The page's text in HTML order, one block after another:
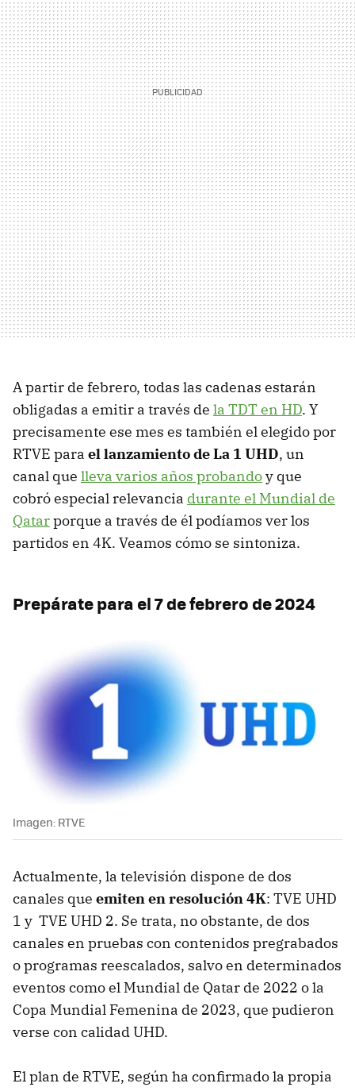
A partir de febrero, todas las cadenas estarán
obligadas a emitir a través de la TDT en HD. Y
precisamente ese mes es también el elegido por
RTVE para el lanzamiento de La 1 UHD, un
canal que lleva varios años probandoy que
cobró especial relevancia durante el Mundial de
Qatarporque a través de él podíamos ver los
partidos en 4K. Veamos cómo se sintoniza.
Prepárate para el 7 de febrero de 2024
Imagen: RTVE
Actualmente, la televisión dispone de dos
canales que emiten en resolución 4K: TVE UHD
1 y TVE UHD 2. Se trata, no obstante, de dos
canales en pruebas con contenidos pregrabados
o programas reescalados, salvo en determinados
eventos como el Mundial de Qatar de 2022 o la
Copa Mundial Femenina de 2023, que pudieron
verse con calidad UHD.
El plan de RTVE, según ha confirmado la propia